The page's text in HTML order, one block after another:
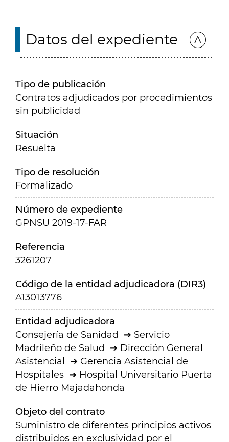
Datos del expediente
Tipo de publicación
Contratos adjudicados por procedimientos
sin publicidad
Situación
Resuelta
Tipo de resolución
Formalizado
Número de expediente
GPNSU 2019-17-FAR
Referencia
3261207
Código de la entidad adjudicadora (DIR3)
A13013776
Entidad adjudicadora
Consejería de Sanidad
Servicio
Madrileño de Salud
Dirección General
Asistencial
Gerencia Asistencial de
Hospitales
Hospital Universitario Puerta
de Hierro Majadahonda
Objeto del contrato
Suministro de diferentes principios activos
distribuidos en exclusividad por el